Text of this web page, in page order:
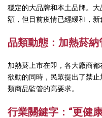
穩定的大品牌和本土品牌。
額，但目前疫情已經緩和，新
品類動態：加熱菸納
加熱菸上市在即，各大廠商
欲動的同時，民眾提出了禁
類商品監管的高要求。
行業關鍵字： “更健